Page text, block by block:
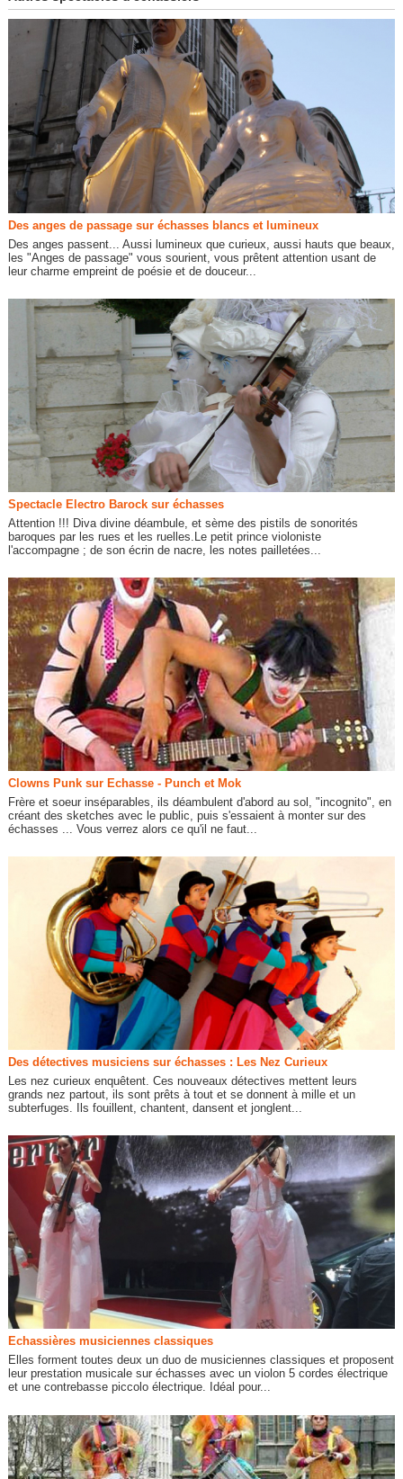
Des anges de passage sur échasses blancs et lumineux
Des anges passent... Aussi lumineux que curieux, aussi hauts que beaux,
les "Anges de passage" vous sourient, vous prêtent attention usant de
leur charme empreint de poésie et de douceur...
Spectacle Electro Barock sur échasses
Attention !!! Diva divine déambule, et sème des pistils de sonorités
baroques par les rues et les ruelles.Le petit prince violoniste
l'accompagne ; de son écrin de nacre, les notes pailletées...
Clowns Punk sur Echasse - Punch et Mok
Frère et soeur inséparables, ils déambulent d'abord au sol, "incognito", en
créant des sketches avec le public, puis s'essaient à monter sur des
échasses ... Vous verrez alors ce qu'il ne faut...
Des détectives musiciens sur échasses : Les Nez Curieux
Les nez curieux enquêtent. Ces nouveaux détectives mettent leurs
grands nez partout, ils sont prêts à tout et se donnent à mille et un
subterfuges. Ils fouillent, chantent, dansent et jonglent...
Echassières musiciennes classiques
Elles forment toutes deux un duo de musiciennes classiques et proposent
leur prestation musicale sur échasses avec un violon 5 cordes électrique
et une contrebasse piccolo électrique. Idéal pour...